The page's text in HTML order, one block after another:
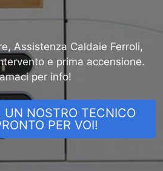
Assistenza Caldaie Ferroli,
e prima accensione.
per info!
NOSTRO TECNICO
PER VOI!